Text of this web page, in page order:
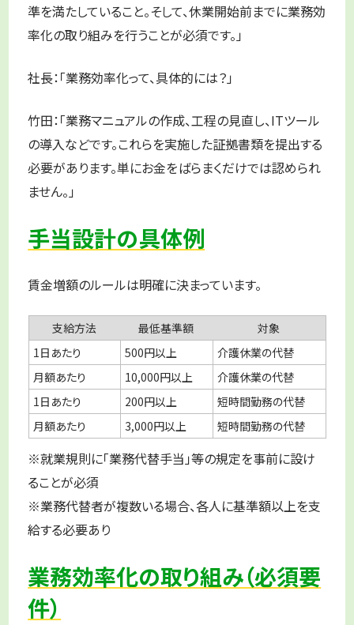
準を満たしていること。そして、休業開始前までに業務効
率化の取り組みを行うことが必須です。」
社長：「業務効率化って、具体的には？」
竹田：「業務マニュアルの作成、工程の見直し、ITツール
の導入などです。これらを実施した証拠書類を提出する
必要があります。単にお金をばらまくだけでは認められ
ません。」
手当設計の具体例
賃金増額のルールは明確に決まっています。
支給方法 最低基準額
対象
1日あたり
500円以上
介護休業の代替
月額あたり
10,000円以上
介護休業の代替
1日あたり
200円以上
短時間勤務の代替
月額あたり
3,000円以上 短時間勤務の代替
※就業規則に「業務代替手当」等の規定を事前に設け
ることが必須
※業務代替者が複数いる場合、各人に基準額以上を支
給する必要あり
業務効率化の取り組み（必須要
件）